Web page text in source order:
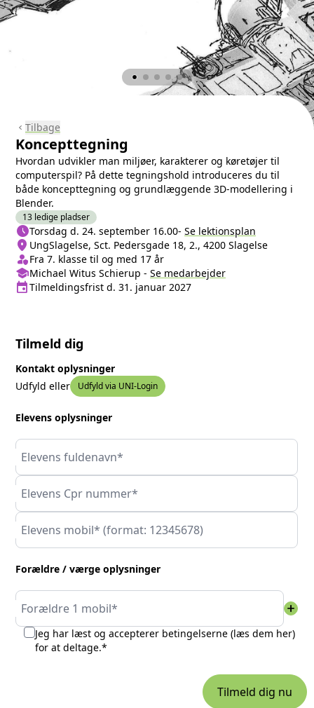
chevron_left Tilbage
Koncepttegning
Hvordan udvikler man miljøer, karakterer og køretøjer til
computerspil? På dette tegningshold introduceres du til
både koncepttegning og grundlæggende 3D-modellering i
Blender.
13 ledige pladser
Næste lektion
scheduleTorsdag d. 24. september 16.00- Se lektionsplan
Sted/Adresse
location_on UngSlagelse, Sct. Pedersgade 18, 2., 4200 Slagelse
Klasse/Aldersbegrænsning
person_shieldFra 7. klasse til og med 17 år
Medarbejder
schoolMichael Witus Schierup - Se medarbejder
Tilmeldingsfrist
eventTilmeldingsfrist d. 31. januar 2027
Tilmeld dig
Kontakt oplysninger
Udfyld eller
Udfyld via UNI-Login
Elevens oplysninger
Elevens fuldenavn*
Elevens Cpr nummer*
Elevens mobil* (format: 12345678)
Forældre / værge oplysninger
Forældre 1 mobil* add
Jeg har læst og accepterer betingelserne (læs dem her)
for at deltage.*
Tilmeld dig nu